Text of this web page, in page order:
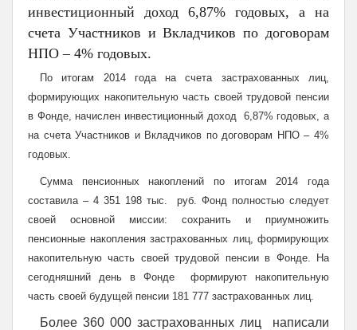
инвестиционный доход 6,87% годовых, а на
счета Участников и Вкладчиков по договорам
НПО – 4% годовых.
По итогам 2014 года на счета застрахованных лиц,
формирующих накопительную часть своей трудовой пенсии
в Фонде, начислен инвестиционный доход 6,87% годовых, а
на счета Участников и Вкладчиков по договорам НПО – 4%
годовых.
Сумма пенсионных накоплений по итогам 2014 года
составила – 4 351 198 тыс. руб. Фонд полностью следует
своей основной миссии: сохранить и приумножить
пенсионные накопления застрахованных лиц, формирующих
накопительную часть своей трудовой пенсии в Фонде. На
сегодняшний день в Фонде формируют накопительную
часть своей будущей пенсии 181 777 застрахованных лиц.
Более 360 000 застрахованных лиц написали